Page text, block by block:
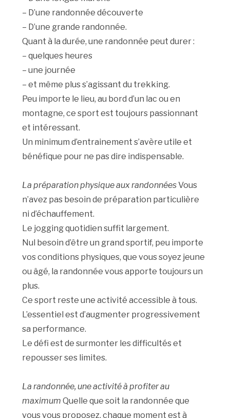
– D’une randonnée découverte
– D’une grande randonnée.
Quant à la durée, une randonnée peut durer :
– quelques heures
– une journée
– et même plus s’agissant du trekking.
Peu importe le lieu, au bord d’un lac ou en
montagne, ce sport est toujours passionnant
et intéressant.
Un minimum d’entrainement s’avère utile et
bénéfique pour ne pas dire indispensable.
La préparation physique aux randonnéesVous
n’avez pas besoin de préparation particulière
ni d’échauffement.
Le jogging quotidien suffit largement.
Nul besoin d’être un grand sportif, peu importe
vos conditions physiques, que vous soyez jeune
ou âgé, la randonnée vous apporte toujours un
plus.
Ce sport reste une activité accessible à tous.
L’essentiel est d’augmenter progressivement
sa performance.
Le défi est de surmonter les difficultés et
repousser ses limites.
La randonnée, une activité à profiter au
maximum Quelle que soit la randonnée que
vous vous proposez, chaque moment est à